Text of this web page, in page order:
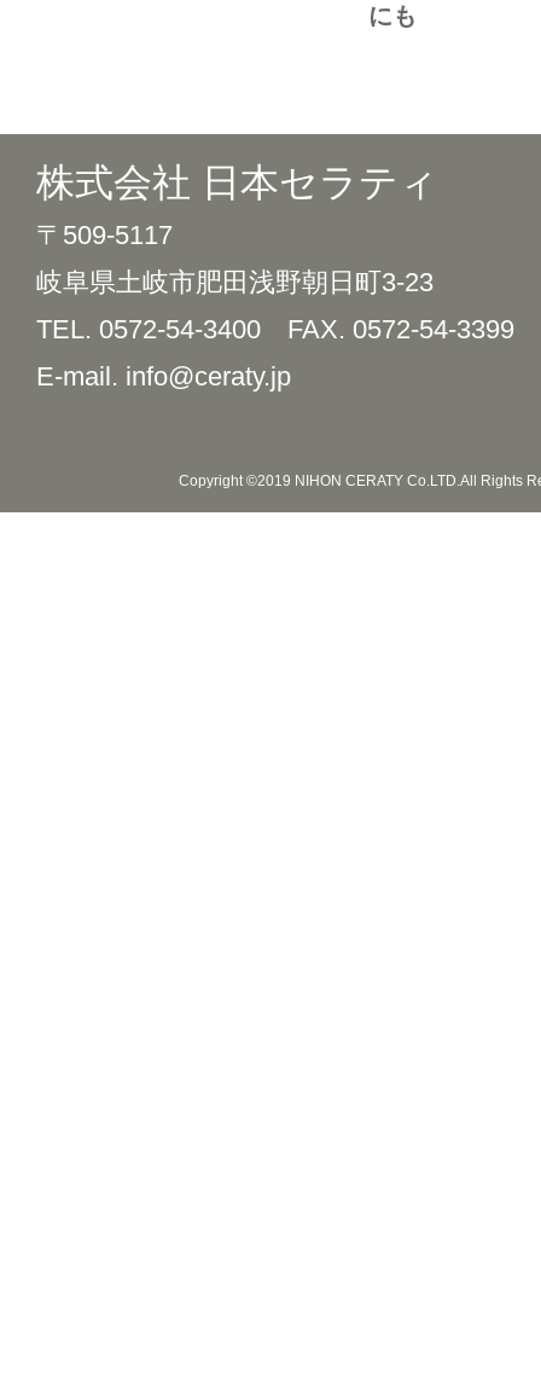
にも
株式会社 日本セラティ
〒509-5117
岐阜県土岐市肥田浅野朝日町3-23
TEL. 0572-54-3400 FAX. 0572-54-3399
E-mail. info@ceraty.jp
Copyright ©2019 NIHON CERATY Co.LTD.All Rights